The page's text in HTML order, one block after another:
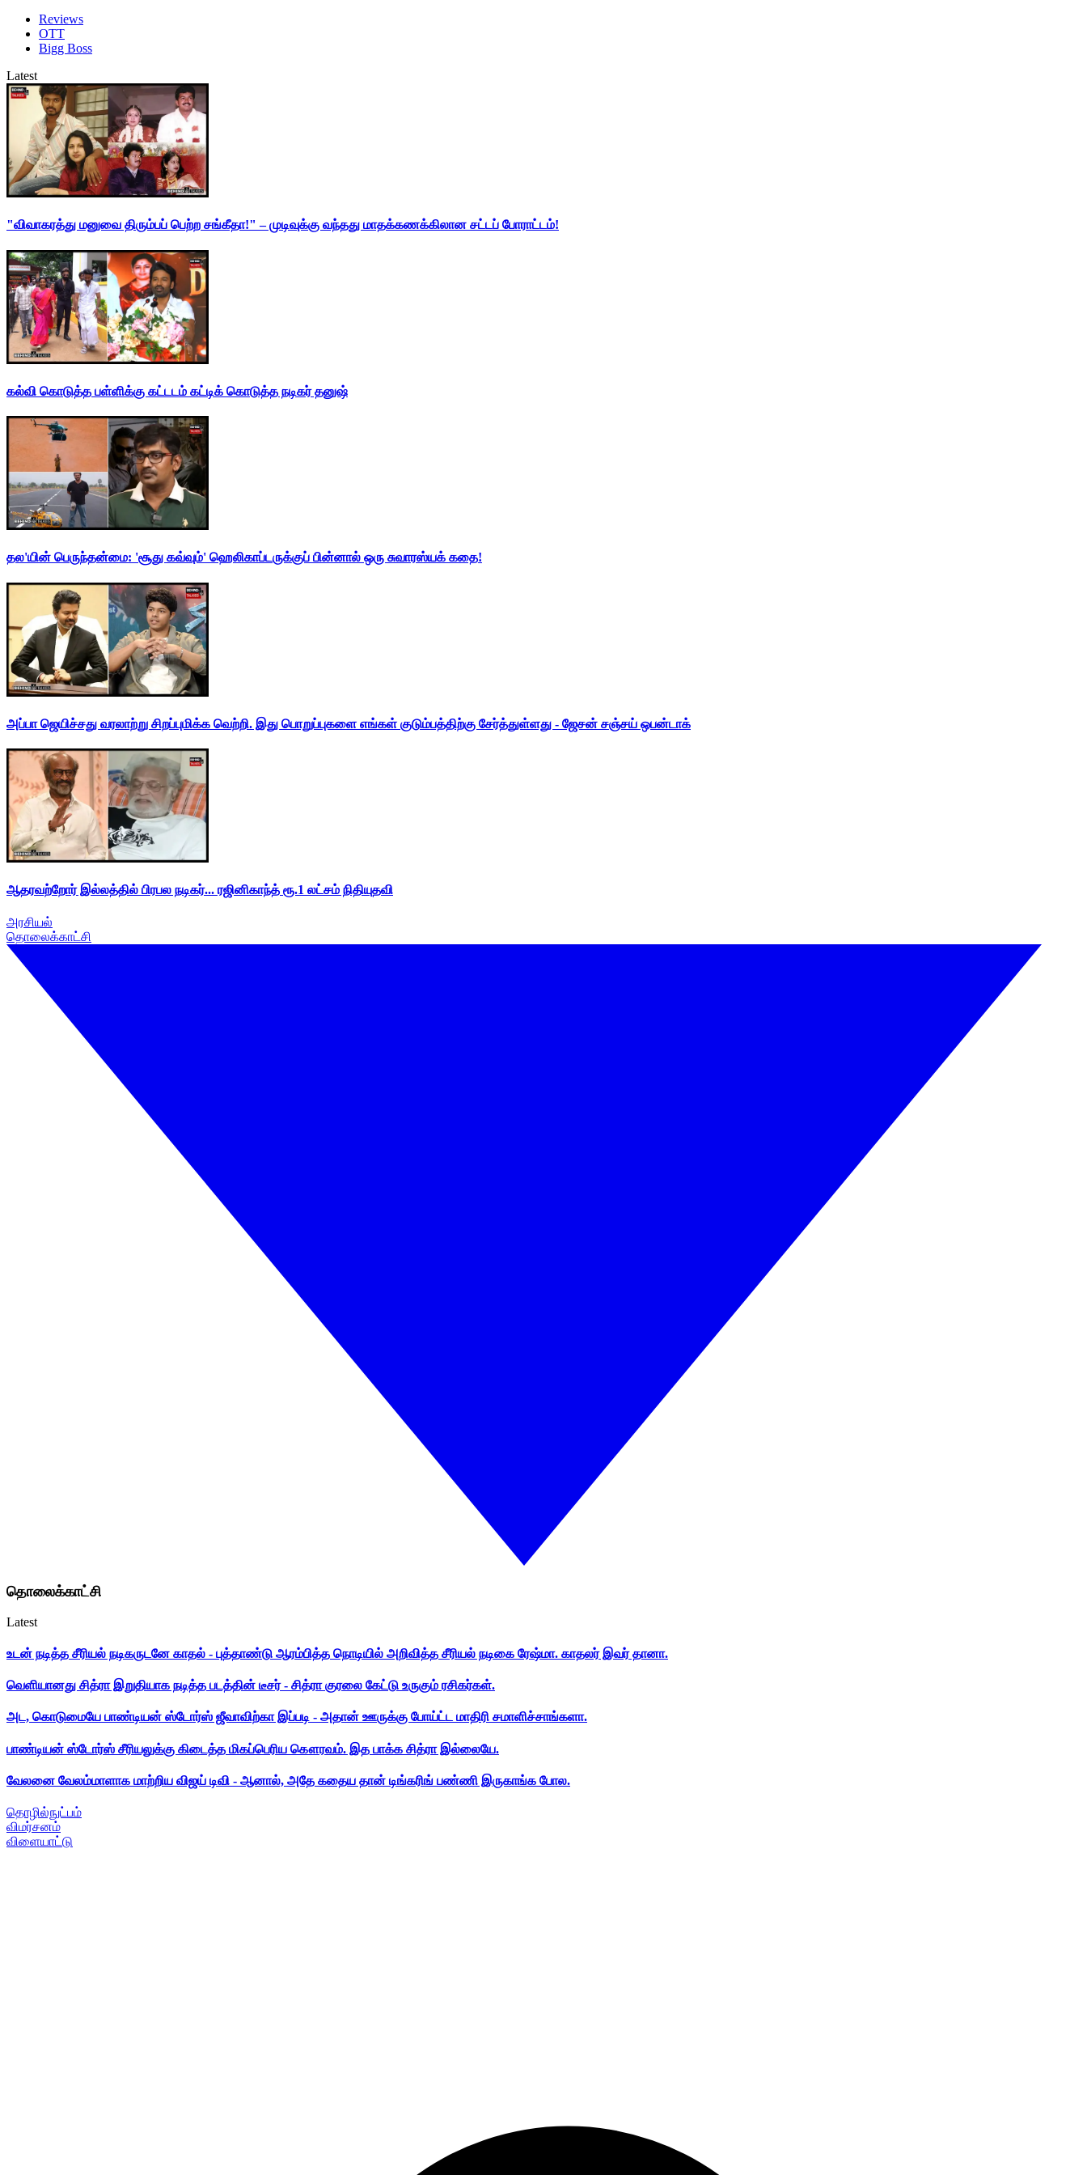
Reviews
OTT
Bigg Boss
Latest
"விவாகரத்து மனுவை திரும்பப் பெற்ற சங்கீதா!" – முடிவுக்கு வந்தது மாதக்கணக்கிலான சட்டப் போராட்டம்!
கல்வி கொடுத்த பள்ளிக்கு கட்டடம் கட்டிக் கொடுத்த நடிகர் தனுஷ்
தல'யின் பெருந்தன்மை: 'சூது கவ்வும்' ஹெலிகாப்டருக்குப் பின்னால் ஒரு சுவாரஸ்யக் கதை!
அப்பா ஜெயிச்சது வரலாற்று சிறப்புமிக்க வெற்றி. இது பொறுப்புகளை எங்கள் குடும்பத்திற்கு சேர்த்துள்ளது - ஜேசன் சஞ்சய் ஒபன்டாக்
ஆதரவற்றோர் இல்லத்தில் பிரபல நடிகர்... ரஜினிகாந்த் ரூ.1 லட்சம் நிதியுதவி
அரசியல்
தொலைக்காட்சி
தொலைக்காட்சி
Latest
உடன் நடித்த சீரியல் நடிகருடனே காதல் - புத்தாண்டு ஆரம்பித்த நொடியில் அறிவித்த சீரியல் நடிகை ரேஷ்மா. காதலர் இவர் தானா.
வெளியானது சித்ரா இறுதியாக நடித்த படத்தின் டீசர் - சித்ரா குரலை கேட்டு உருகும் ரசிகர்கள்.
அட, கொடுமையே பாண்டியன் ஸ்டோர்ஸ் ஜீவாவிற்கா இப்படி - அதான் ஊருக்கு போய்ட்ட மாதிரி சமாளிச்சாங்களா.
பாண்டியன் ஸ்டோர்ஸ் சீரியலுக்கு கிடைத்த மிகப்பெரிய கௌரவம். இத பாக்க சித்ரா இல்லையே.
வேலனை வேலம்மாளாக மாற்றிய விஜய் டிவி - ஆனால், அதே கதைய தான் டிங்கரிங் பண்ணி இருகாங்க போல.
தொழில்நுட்பம்
விமர்சனம்
விளையாட்டு